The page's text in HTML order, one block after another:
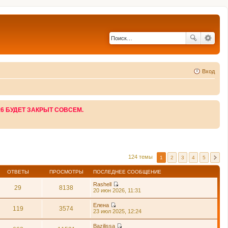
Вход
БУДЕТ ЗАКРЫТ СОВСЕМ.
124 темы 1 2 3 4 5
ОТВЕТЫ ПРОСМОТРЫ ПОСЛЕДНЕЕ СООБЩЕНИЕ
29 8138
Rashell
П
й
т
и
20 июн 2026, 11:31
119 3574
Елена
П
р
23 июл 2025, 12:24
Bazilissa